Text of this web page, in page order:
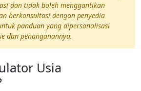
dan tidak boleh menggantikan
berkonsultasi dengan penyedia
panduan yang dipersonalisasi
dan penanganannya.
Usia